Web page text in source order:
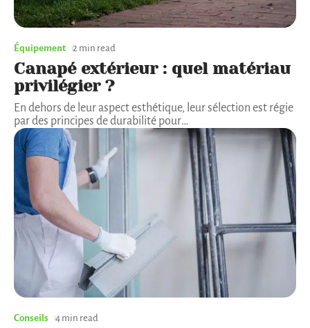
Équipement 2 min read
Canapé extérieur : quel matériau
privilégier ?
En dehors de leur aspect esthétique, leur sélection est régie
par des principes de durabilité pour…
Conseils 4 min read